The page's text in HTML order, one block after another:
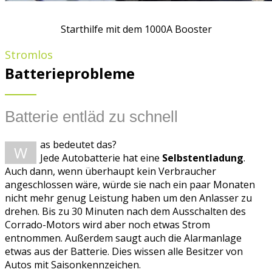
Starthilfe mit dem 1000A Booster
Stromlos
Batterieprobleme
Batterie entläd zu schnell
W
as bedeutet das?
Jede Autobatterie hat eine Selbstentladung.
Auch dann, wenn überhaupt kein Verbraucher
angeschlossen wäre, würde sie nach ein paar Monaten
nicht mehr genug Leistung haben um den Anlasser zu
drehen. Bis zu 30 Minuten nach dem Ausschalten des
Corrado-Motors wird aber noch etwas Strom
entnommen. Außerdem saugt auch die Alarmanlage
etwas aus der Batterie. Dies wissen alle Besitzer von
Autos mit Saisonkennzeichen.